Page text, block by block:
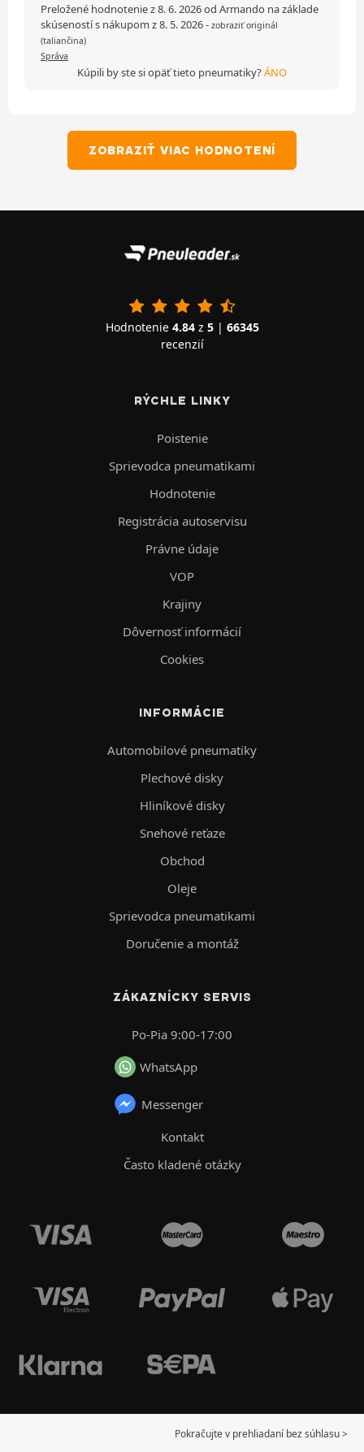
Preložené hodnotenie z 8. 6. 2026 od Armando na základe
skúseností s nákupom z 8. 5. 2026- zobraziť originál
(taliančina)
Správa
Kúpili by ste si opäť tieto pneumatiky?ÁNO
ZOBRAZIŤ VIAC HODNOTENÍ
Hodnotenie 4.84z 5| 66345
recenzií
RÝCHLE LINKY
Poistenie
Sprievodca pneumatikami
Hodnotenie
Registrácia autoservisu
Právne údaje
VOP
Krajiny
Dôvernosť informácií
Cookies
INFORMÁCIE
Automobilové pneumatiky
Plechové disky
Hliníkové disky
Snehové reťaze
Obchod
Oleje
Sprievodca pneumatikami
Doručenie a montáž
ZÁKAZNÍCKY SERVIS
Po-Pia 9:00-17:00
WhatsApp
Messenger
Kontakt
Často kladené otázky
Pokračujte v prehliadaní bez súhlasu >